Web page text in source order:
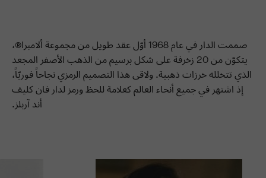
صممت الدار في عام 1968 أوّل عقد طويل من مجموعة ألامبرا®،
يتكوّن من 20 زخرفة على شكل برسيم من الذهب الأصفر المجعد
الذي تتخلله خرزات ذهبية. ولاقى هذا التصميم الرمزي نجاحاً فوريّاً،
إذ اشتهر في جميع أنحاء العالم كعلامة للحظ ورمز لدار فان كليف
أند آربلز.